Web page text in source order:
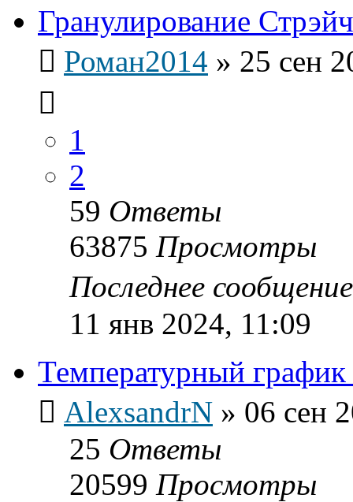
Гранулирование
Роман2014 » 25 сен
1
2
59 Ответы
63875 Просмотры
Последнее
11 янв 2024, 11:09
Температурный
AlexsandrN » 06 сен
25 Ответы
20599 Просмотры